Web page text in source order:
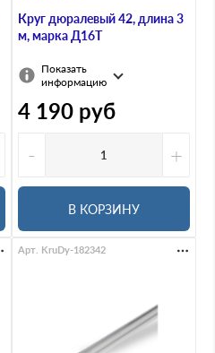
Круг дюралевый 42, длина 3
м, марка Д16Т
Показать
информацию
4 190 руб
-
+
В КОРЗИНУ
Арт. KruDy-182342